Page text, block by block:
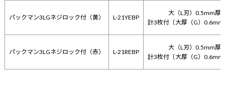
パックマン3LGネジロック付（黄） L-21YEBP
大（L刃）0.5mm厚
計3枚付〔大厚（G）0.6mm
パックマン3LGネジロック付（赤） L-21REBP
大（L刃）0.5mm厚
計3枚付〔大厚（G）0.6mm